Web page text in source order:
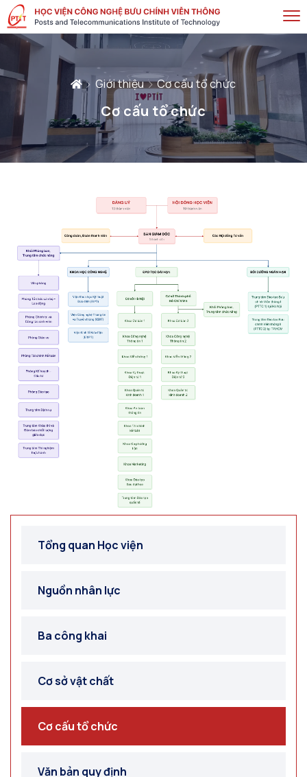
Giới thiệu Cơ cấu tổ chức
Cơ cấu tổ chức
Tổng quan Học viện
Nguồn nhân lực
Ba công khai
Cơ sở vật chất
Cơ cấu tổ chức
Văn bản quy định